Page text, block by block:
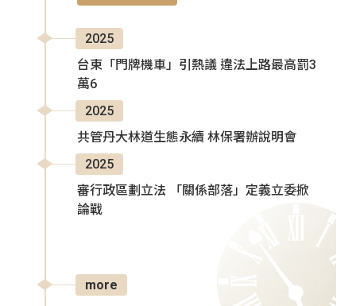
2025
台東「門牌機車」引熱議 違法上路最高罰3
萬6
2025
共管丹大林道生態永續 林保署辦說明會
2025
審行政區劃立法 「關係部落」定義立委掀
論戰
more